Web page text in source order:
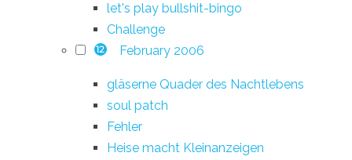
let's play bullshit-bingo
Challenge
12 February 2006
gläserne Quader des Nachtlebens
soul patch
Fehler
Heise macht Kleinanzeigen